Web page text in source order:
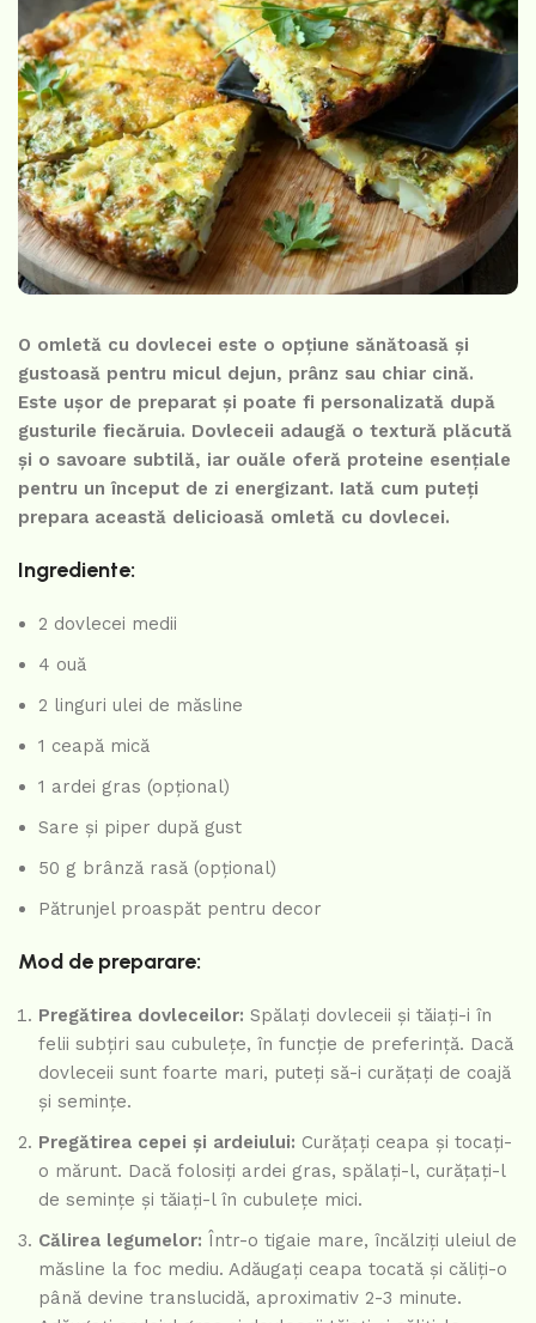
O omletă cu dovlecei este o opțiune sănătoasă și
gustoasă pentru micul dejun, prânz sau chiar cină.
Este ușor de preparat și poate fi personalizată după
gusturile fiecăruia. Dovleceii adaugă o textură plăcută
și o savoare subtilă, iar ouăle oferă proteine esențiale
pentru un început de zi energizant. Iată cum puteți
prepara această delicioasă omletă cu dovlecei.
Ingrediente:
2 dovlecei medii
4 ouă
2 linguri ulei de măsline
1 ceapă mică
1 ardei gras (opțional)
Sare și piper după gust
50 g brânză rasă (opțional)
Pătrunjel proaspăt pentru decor
Mod de preparare:
Pregătirea dovleceilor: Spălați dovleceii și tăiați-i în
felii subțiri sau cubulețe, în funcție de preferință. Dacă
dovleceii sunt foarte mari, puteți să-i curățați de coajă
și semințe.
Pregătirea cepei și ardeiului: Curățați ceapa și tocați-
o mărunt. Dacă folosiți ardei gras, spălați-l, curățați-l
de semințe și tăiați-l în cubulețe mici.
Călirea legumelor: Într-o tigaie mare, încălziți uleiul de
măsline la foc mediu. Adăugați ceapa tocată și căliți-o
până devine translucidă, aproximativ 2-3 minute.